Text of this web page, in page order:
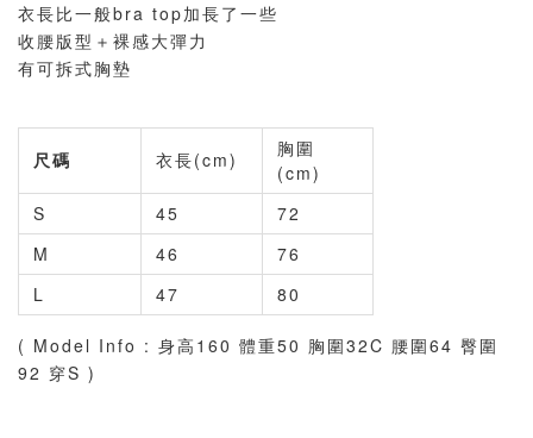
衣長比一般bra top加長了一些
收腰版型＋裸感大彈力
有可拆式胸墊
尺碼 衣長(cm)
胸圍
(cm)
S
45
72
M
46
76
L
47 80
( Model Info : 身高160 體重50 胸圍32C 腰圍64 臀圍
92 穿S )